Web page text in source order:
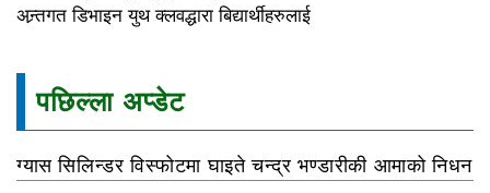
अन्र्तगत डिभाइन युथ क्लवद्धारा बिद्यार्थीहरुलाई
पछिल्ला अप्डेट
ग्यास सिलिन्डर विस्फोटमा घाइते चन्द्र भण्डारीकी आमाको निधन